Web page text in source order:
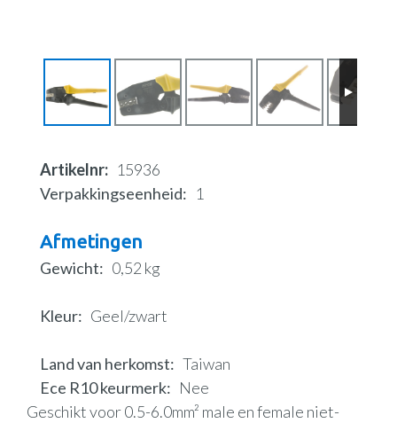
Artikelnr
15936
Verpakkingseenheid
1
Afmetingen
Gewicht 0,52 kg
Kleur Geel/zwart
Land van herkomst
Taiwan
Ece R10 keurmerk
Nee
Geschikt voor 0.5-6.0mm² male en female niet-